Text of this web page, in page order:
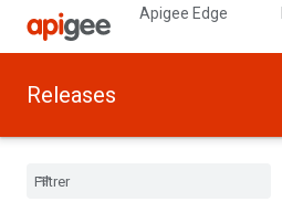
Apigee Edge
Releases
17.08.16 (UI)
17.08.14 (API Mgmt/Runtime)
17.08.02 (UI)
17